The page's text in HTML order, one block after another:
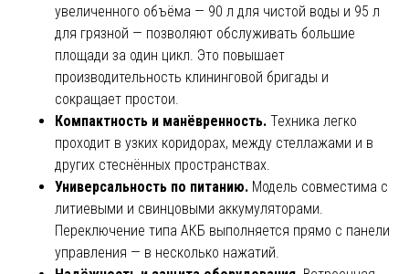
увеличенного объёма — 90 л для чистой воды и 95 л
для грязной — позволяют обслуживать большие
площади за один цикл. Это повышает
производительность клининговой бригады и
сокращает простои.
Компактность и манёвренность. Техника легко
проходит в узких коридорах, между стеллажами и в
других стеснённых пространствах.
Универсальность по питанию. Модель совместима с
литиевыми и свинцовыми аккумуляторами.
Переключение типа АКБ выполняется прямо с панели
управления — в несколько нажатий.